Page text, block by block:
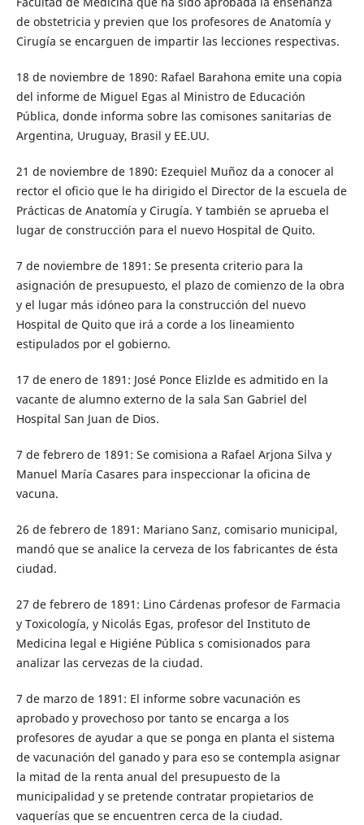
de obstetricia y previen que los profesores de Anatomía y
Cirugía se encarguen de impartir las lecciones respectivas.
18 de noviembre de 1890: Rafael Barahona emite una copia
del informe de Miguel Egas al Ministro de Educación
Pública, donde informa sobre las comisones sanitarias de
Argentina, Uruguay, Brasil y EE.UU.
21 de noviembre de 1890: Ezequiel Muñoz da a conocer al
rector el oficio que le ha dirigido el Director de la escuela de
Prácticas de Anatomía y Cirugía. Y también se aprueba el
lugar de construcción para el nuevo Hospital de Quito.
7 de noviembre de 1891: Se presenta criterio para la
asignación de presupuesto, el plazo de comienzo de la obra
y el lugar más idóneo para la construcción del nuevo
Hospital de Quito que irá a corde a los lineamiento
estipulados por el gobierno.
17 de enero de 1891: José Ponce Elizlde es admitido en la
vacante de alumno externo de la sala San Gabriel del
Hospital San Juan de Dios.
7 de febrero de 1891: Se comisiona a Rafael Arjona Silva y
Manuel María Casares para inspeccionar la oficina de
vacuna.
26 de febrero de 1891: Mariano Sanz, comisario municipal,
mandó que se analice la cerveza de los fabricantes de ésta
ciudad.
27 de febrero de 1891: Lino Cárdenas profesor de Farmacia
y Toxicología, y Nicolás Egas, profesor del Instituto de
Medicina legal e Higiéne Pública s comisionados para
analizar las cervezas de la ciudad.
7 de marzo de 1891: El informe sobre vacunación es
aprobado y provechoso por tanto se encarga a los
profesores de ayudar a que se ponga en planta el sistema
de vacunación del ganado y para eso se contempla asignar
la mitad de la renta anual del presupuesto de la
municipalidad y se pretende contratar propietarios de
vaquerías que se encuentren cerca de la ciudad.